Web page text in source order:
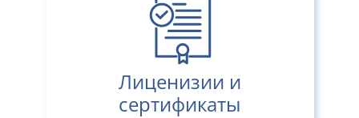
Лиценизии и
сертификаты